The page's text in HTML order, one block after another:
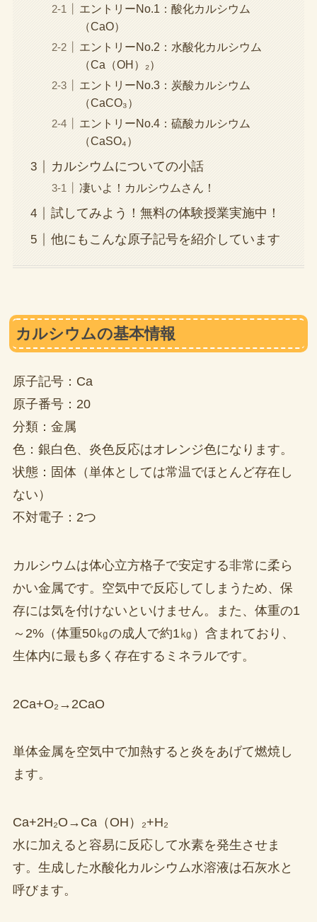
エントリーNo.1：酸化カルシウム
（CaO）
エントリーNo.2：水酸化カルシウム
（Ca（OH）₂）
エントリーNo.3：炭酸カルシウム
（CaCO₃）
エントリーNo.4：硫酸カルシウム
（CaSO₄）
カルシウムについての小話
凄いよ！カルシウムさん！
試してみよう！無料の体験授業実施中！
他にもこんな原子記号を紹介しています
カルシウムの基本情報
原子記号：Ca
原子番号：20
分類：金属
色：銀白色、炎色反応はオレンジ色になります。
状態：固体（単体としては常温でほとんど存在し
ない）
不対電子：2つ
カルシウムは体心立方格子で安定する非常に柔ら
かい金属です。空気中で反応してしまうため、保
存には気を付けないといけません。また、体重の1
～2%（体重50㎏の成人で約1㎏）含まれており、
生体内に最も多く存在するミネラルです。
2Ca+O₂→2CaO
単体金属を空気中で加熱すると炎をあげて燃焼し
ます。
Ca+2H₂O→Ca（OH）₂+H₂
水に加えると容易に反応して水素を発生させま
す。生成した水酸化カルシウム水溶液は石灰水と
呼びます。